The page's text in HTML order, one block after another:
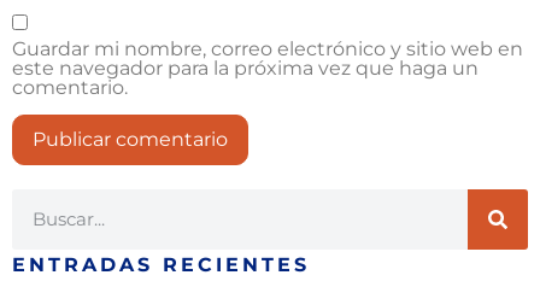
Guardar mi nombre, correo electrónico y sitio web en
este navegador para la próxima vez que haga un
comentario.
ENTRADAS RECIENTES